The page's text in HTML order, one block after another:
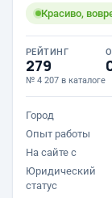
Красиво,
РЕЙТИНГ
279
№ 4 207 в каталоге
Город
Опыт работы
На сайте с
Юридический
статус